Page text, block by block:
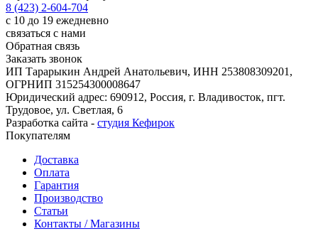
8 (423) 2-604-704
с 10 до 19 ежедневно
связаться с нами
Обратная связь
Заказать звонок
ИП Тарарыкин Андрей Анатольевич, ИНН 253808309201,
ОГРНИП 315254300008647
Юридический адрес: 690912, Россия, г. Владивосток, пгт.
Трудовое, ул. Светлая, 6
Разработка сайта - студия Кефирок
Покупателям
Доставка
Оплата
Гарантия
Производство
Статьи
Контакты / Магазины